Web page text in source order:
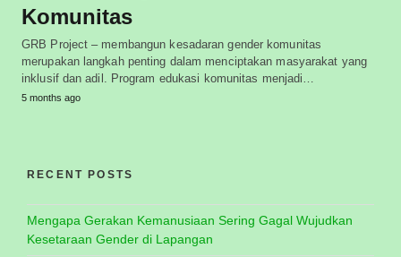
Komunitas
GRB Project – membangun kesadaran gender komunitas
merupakan langkah penting dalam menciptakan masyarakat yang
inklusif dan adil. Program edukasi komunitas menjadi…
5 months ago
RECENT POSTS
Mengapa Gerakan Kemanusiaan Sering Gagal Wujudkan
Kesetaraan Gender di Lapangan